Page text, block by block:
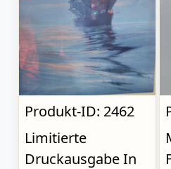
Produkt-ID: 2462
Limitierte
Druckausgabe In